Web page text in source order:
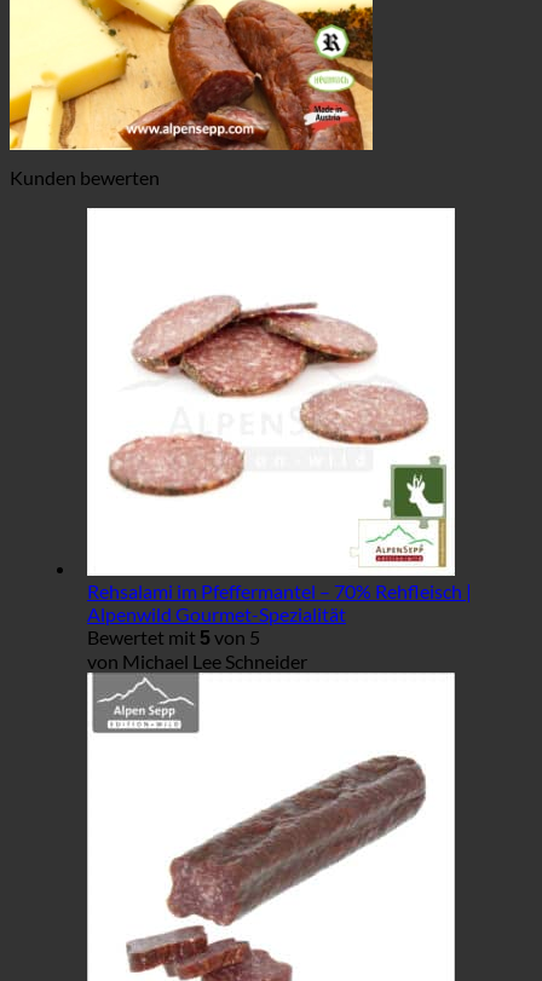
Kunden bewerten
Rehsalami im Pfeffermantel – 70% Rehfleisch |
Alpenwild Gourmet-Spezialität
Bewertet mit 5 von 5
von Michael Lee Schneider